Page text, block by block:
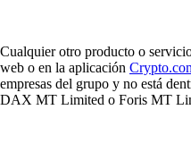
Cualquier otro producto o
web o en la aplicación
empresas del grupo y no está
DAX MT Limited o Foris MT